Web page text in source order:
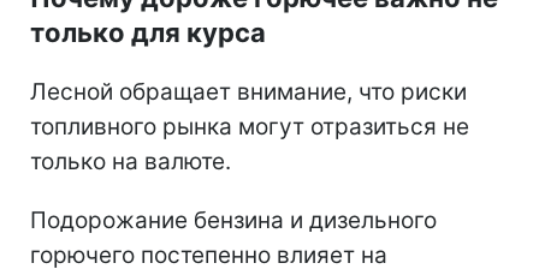
только для курса
Лесной обращает внимание, что риски
топливного рынка могут отразиться не
только на валюте.
Подорожание бензина и дизельного
горючего постепенно влияет на